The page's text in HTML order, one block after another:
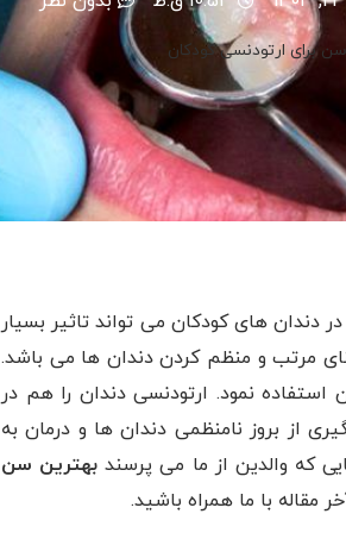
برای ارتودنسی کودکان
دندان های کودکان می تواند تاثیر بسیار
مرتب و منظم کردن دندان ها می باشد.
نمود. ارتودنسی دندان را هم در
از بروز نامنظمی دندان ها و درمان به
که والدین از ما می پرسند بهترین سن
با ما همراه باشید.